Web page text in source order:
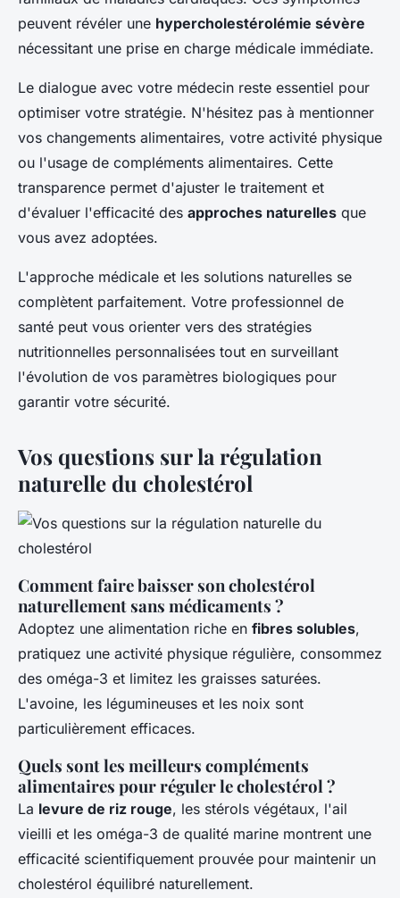
peuvent révéler une hypercholestérolémie sévère
nécessitant une prise en charge médicale immédiate.
Le dialogue avec votre médecin reste essentiel pour
optimiser votre stratégie. N'hésitez pas à mentionner
vos changements alimentaires, votre activité physique
ou l'usage de compléments alimentaires. Cette
transparence permet d'ajuster le traitement et
d'évaluer l'efficacité des approches naturelles que
vous avez adoptées.
L'approche médicale et les solutions naturelles se
complètent parfaitement. Votre professionnel de
santé peut vous orienter vers des stratégies
nutritionnelles personnalisées tout en surveillant
l'évolution de vos paramètres biologiques pour
garantir votre sécurité.
Vos questions sur la régulation
naturelle du cholestérol
Comment faire baisser son cholestérol
naturellement sans médicaments ?
Adoptez une alimentation riche en fibres solubles,
pratiquez une activité physique régulière, consommez
des oméga-3 et limitez les graisses saturées.
L'avoine, les légumineuses et les noix sont
particulièrement efficaces.
Quels sont les meilleurs compléments
alimentaires pour réguler le cholestérol ?
La levure de riz rouge, les stérols végétaux, l'ail
vieilli et les oméga-3 de qualité marine montrent une
efficacité scientifiquement prouvée pour maintenir un
cholestérol équilibré naturellement.